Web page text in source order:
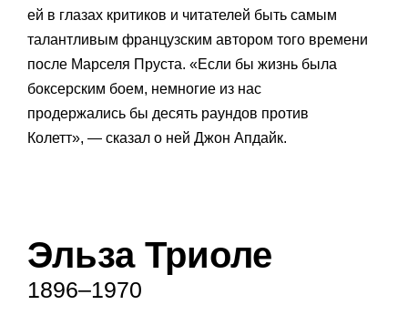
ей в глазах критиков и читателей быть самым
талантливым французским автором того времени
после Марселя Пруста. «Если бы жизнь была
боксерским боем, немногие из нас
продержались бы десять раундов против
Колетт», — сказал о ней Джон Апдайк.
Эльза Триоле
1896–1970